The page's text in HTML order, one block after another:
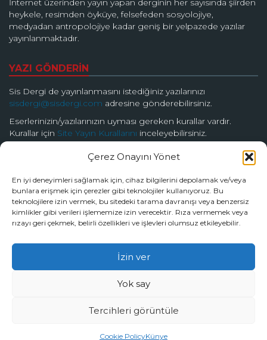
Çerez Onayını Yönet
En iyi deneyimleri sağlamak için, cihaz bilgilerini depolamak ve/veya
bunlara erişmek için çerezler gibi teknolojiler kullanıyoruz. Bu
teknolojilere izin vermek, bu sitedeki tarama davranışı veya benzersiz
kimlikler gibi verileri işlememize izin verecektir. Rıza vermemek veya
rızayı geri çekmek, belirli özellikleri ve işlevleri olumsuz etkileyebilir.
İzin ver
Yok say
Tercihleri görüntüle
Cookie PolicyKünye
İnternet üzerinden yayın yapan derginin her sayısında şiirden
heykele, resimden öyküye, felsefeden sosyolojiye,
medyadan antropolojiye kadar geniş bir yelpazede yazılar
yayınlanmaktadır.
YAZI GÖNDERİN
Sis Dergi de yayınlanmasını istediğiniz yazılarınızı
sisdergi@sisdergi.com adresine gönderebilirsiniz.
Eserlerinizin/yazılarınızın uyması gereken kurallar vardır.
Kurallar için Site Yayın Kurallarını inceleyebilirsiniz.
© 2026 Sis Dergi | Ardında Güzellik Saklar
Tüm hakları Sis Dergi’ye aittir.
byBurak Dalyanda